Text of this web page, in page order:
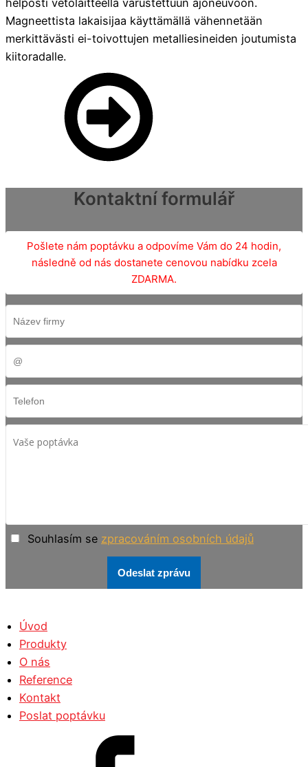
Magneettista lakaisijaa käyttämällä vähennetään
merkittävästi ei-toivottujen metalliesineiden joutumista
kiitoradalle.
Kontaktní formulář
Pošlete nám poptávku a odpovíme Vám do 24 hodin,
následně od nás dostanete cenovou nabídku zcela
ZDARMA.
Souhlasím se zpracováním osobních údajů
Odeslat zprávu
Úvod
Produkty
O nás
Reference
Kontakt
Poslat poptávku